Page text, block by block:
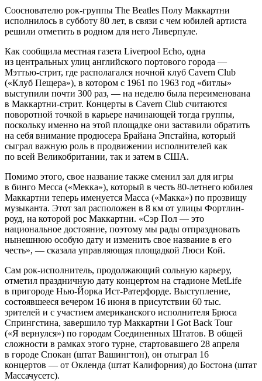
Сооснователю рок-группы The Beatles Полу Маккартни
исполнилось в субботу 80 лет, в связи с чем юбилей артиста
решили отметить в родном для него Ливерпуле.
Как сообщила местная газета Liverpool Echo, одна
из центральных улиц английского портового города —
Мэттью-стрит, где располагался ночной клуб Cavern Club
(«Клуб Пещера»), в котором с 1961 по 1963 год «битлы»
выступили почти 300 раз, — на неделю была переименована
в Маккартни-стрит. Концерты в Cavern Club считаются
поворотной точкой в карьере начинающей тогда группы,
поскольку именно на этой площадке они заставили обратить
на себя внимание продюсера Брайана Эпстайна, который
сыграл важную роль в продвижении исполнителей как
по всей Великобритании, так и затем в США.
Помимо этого, свое название также сменил зал для игры
в бинго Mecca («Мекка»), который в честь 80-летнего юбилея
Маккартни теперь именуется Macca («Макка») по прозвищу
музыканта. Этот зал расположен в 8 км от улицы Фортлин-
роуд, на которой рос Маккартни. «Сэр Пол — это
национальное достояние, поэтому мы рады отпраздновать
нынешнюю особую дату и изменить свое название в его
честь», — сказала управляющая площадкой Люси Кой.
Сам рок-исполнитель, продолжающий сольную карьеру,
отметил праздничную дату концертом на стадионе MetLife
в пригороде Нью-Йорка Ист-Ратерфорде. Выступление,
состоявшееся вечером 16 июня в присутствии 60 тыс.
зрителей и с участием американского исполнителя Брюса
Спрингстина, завершило тур Маккартни I Got Back Tour
(«Я вернулся») по городам Соединенных Штатов. В общей
сложности в рамках этого турне, стартовавшего 28 апреля
в городе Спокан (штат Вашингтон), он отыграл 16
концертов — от Окленда (штат Калифорния) до Бостона (штат
Массачусетс).